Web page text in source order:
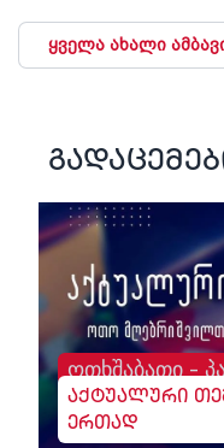
ყველა ახალი
ოთხშაბათი -
აქტუალური
ერთად